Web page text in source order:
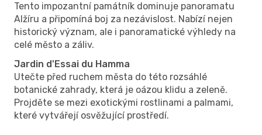
Tento impozantní památník dominuje panoramatu
Alžíru a připomíná boj za nezávislost. Nabízí nejen
historický význam, ale i panoramatické výhledy na
celé město a záliv.
Jardin d'Essai du Hamma
Utečte před ruchem města do této rozsáhlé
botanické zahrady, která je oázou klidu a zeleně.
Projděte se mezi exotickými rostlinami a palmami,
které vytvářejí osvěžující prostředí.